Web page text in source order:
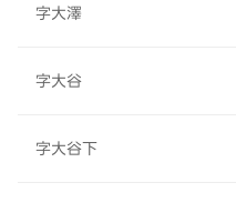
字大澤
字大谷
字大谷下